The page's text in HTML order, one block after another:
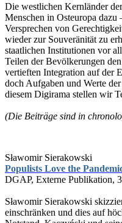
Die westlichen Kernländer
Menschen in Osteuropa
Versprechen von
wieder zur Souveränität zu
staatlichen Institutionen vor
Teilen der Bevölkerungen
vertieften Integration auf der
doch Aufgaben und Werte
diesem Digirama stellen wir
(Die Beiträge sind in
Sławomir Sierakowski
Populists Love the
DGAP, Externe Publikation,
Sławomir Sierakowski
einschränken und dies auf